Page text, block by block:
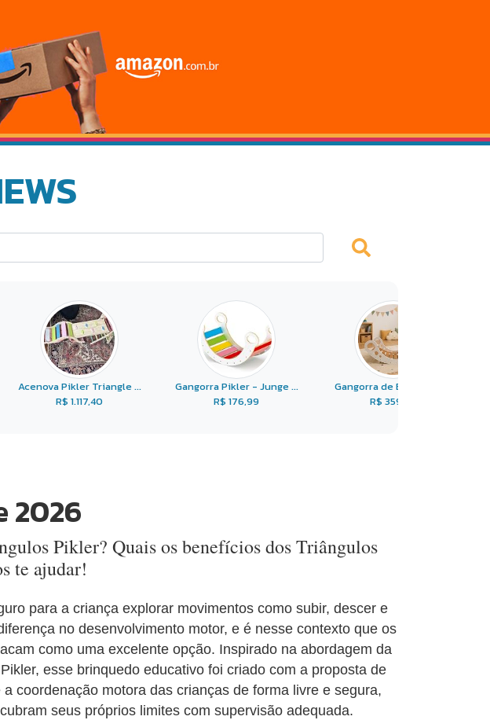
Acenova Pikler Triangle ...
R$ 1.117,40
Gangorra Pikler - Junge ...
R$ 176,99
Gangorra de Equilíbrio ...
R$ 359,90
2026
Pikler? Quais os benefícios dos Triângulos
te ajudar!
para a criança explorar movimentos como subir, descer e
no desenvolvimento motor, e é nesse contexto que os
como uma excelente opção. Inspirado na abordagem da
esse brinquedo educativo foi criado com a proposta de
coordenação motora das crianças de forma livre e segura,
seus próprios limites com supervisão adequada.